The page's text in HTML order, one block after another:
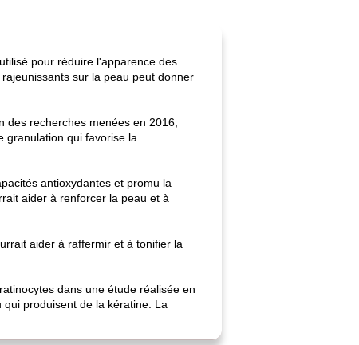
pour réduire l'apparence des
sur la peau peut donner
des recherches menées en 2016,
granulation qui favorise la
antioxydantes et promu la
aider à renforcer la peau et à
aider à raffermir et à tonifier la
dans une étude réalisée en
produisent de la kératine. La